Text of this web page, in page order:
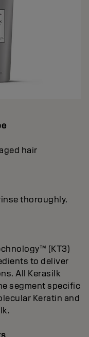
hair
thoroughly.
(KT3)
to deliver
All Kerasilk
segment specific
Keratin and